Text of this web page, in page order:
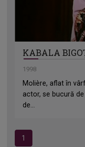
KABALA
1998
Molière, aflat în
actor, se bucură
de...
1